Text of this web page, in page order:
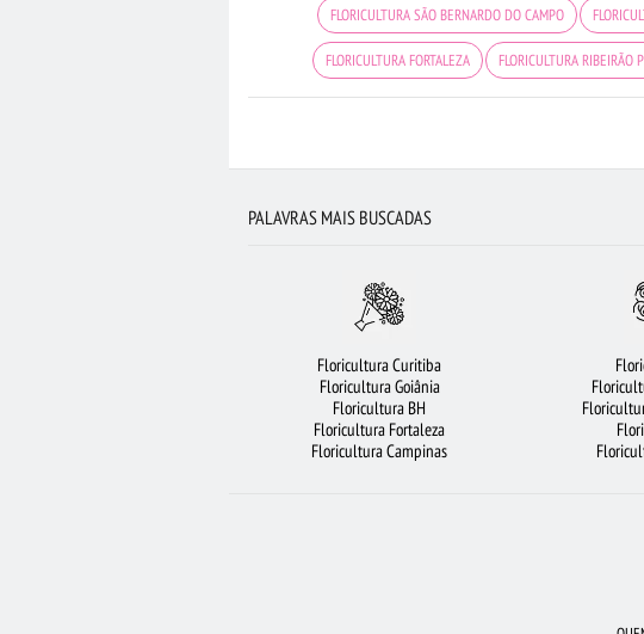
FLORICULTURA SÃO BERNARDO DO CAMPO
FLORICULTURA FORTALEZA FLORICULTURA RIBEIRÃO
PALAVRAS MAIS BUSCADAS
Floricultura Curitiba
Floricultura Goiânia
Floricultura BH
Floricultura Fortaleza
Floricultura Campinas